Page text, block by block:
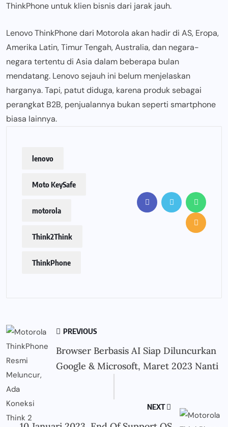
ThinkPhone untuk klien bisnis dari jarak jauh.
Lenovo ThinkPhone dari Motorola akan hadir di AS, Eropa,
Amerika Latin, Timur Tengah, Australia, dan negara-
negara tertentu di Asia dalam beberapa bulan
mendatang. Lenovo sejauh ini belum menjelaskan
harganya. Tapi, patut diduga, karena produk sebagai
perangkat B2B, penjualannya bukan seperti smartphone
biasa lainnya.
lenovo
Moto KeySafe
motorola
Think2Think
ThinkPhone
PREVIOUS
Browser Berbasis AI Siap Diluncurkan
Google & Microsoft, Maret 2023 Nanti
NEXT